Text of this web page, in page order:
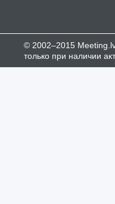
© 2002–2015
только при наличии